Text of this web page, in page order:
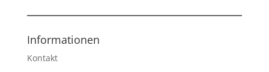
Informationen
Kontakt